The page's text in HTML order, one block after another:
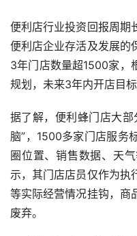
便利店行业投资回报周期
便利店企业存活及发展的
3年门店数量超1500家，
规划，未来3年内开店目标
据了解，便利蜂门店大
脑”，1500多家门店服务
圈位置、销售数据、天
示，其门店店员仅作为执
等实际经营情况挂钩，商
废弃。